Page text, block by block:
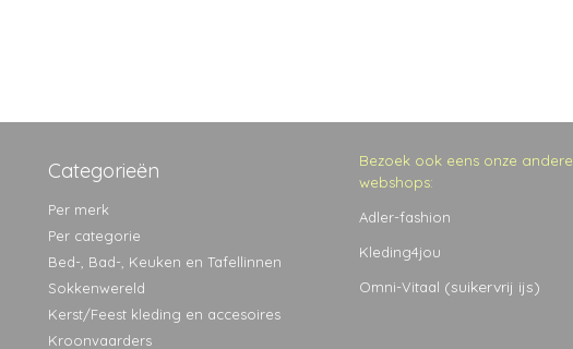
Categorieën
Per merk
Per categorie
Bed-, Bad-, Keuken en Tafellinnen
Sokkenwereld
Kerst/Feest kleding en accesoires
Kroonvaarders
Bezoek ook eens onze andere
webshops:
Adler-fashion
Kleding4jou
Omni-Vitaal (suikervrij ijs)